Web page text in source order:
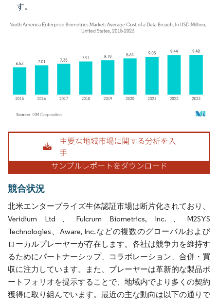
す。
画像 © Mordor Intelligence。再利用にはCC BY 4.0の表示が必要です。
競合状況
北米エンタープライズ生体認証市場は断片化されており、
Veridium Ltd、Fulcrum Biometrics, Inc.、M2SYS
Technologies、Aware, Inc.などの複数のグローバルおよび
ローカルプレーヤーが存在します。各社は競争力を維持す
るためにパートナーシップ、コラボレーション、合併・買
収に注力しています。また、プレーヤーは革新的な製品ポ
ートフォリオを提示することで、地域内でより多くの契約
獲得に取り組んでいます。最近の主な動向は以下の通りで